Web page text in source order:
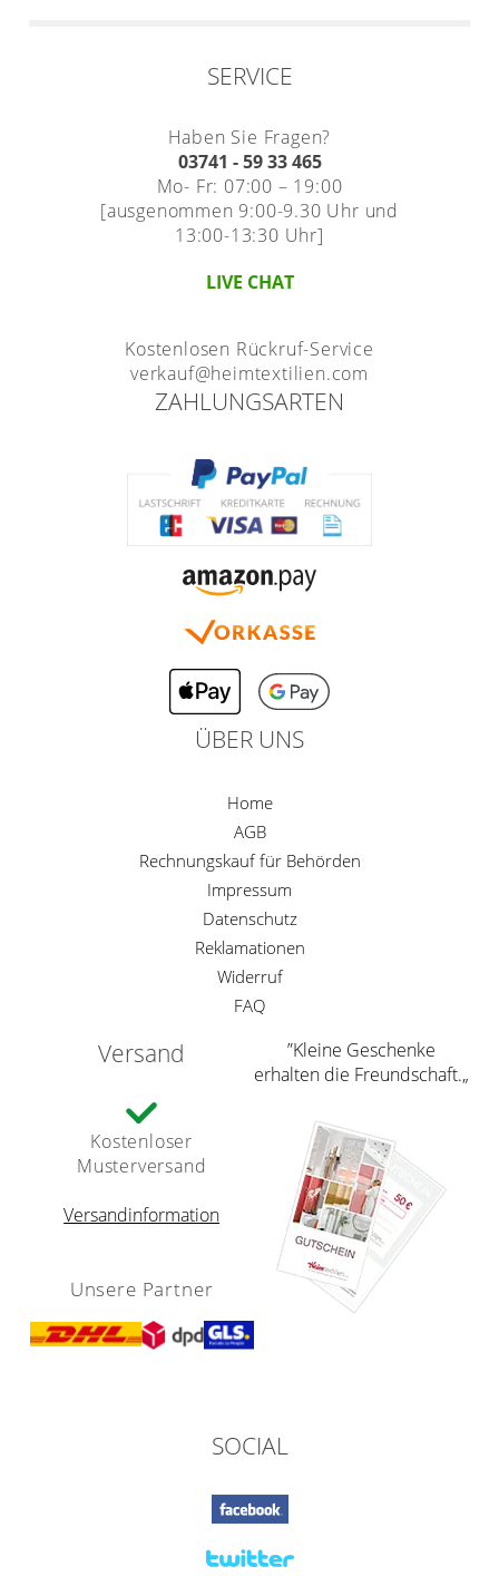
SERVICE
Haben Sie Fragen?
03741 - 59 33 465
Mo- Fr: 07:00 – 19:00
[ausgenommen 9:00-9.30 Uhr und
13:00-13:30 Uhr]
LIVE CHAT
Kostenlosen Rückruf-Service
verkauf@heimtextilien.com
ZAHLUNGSARTEN
ÜBER UNS
Home
AGB
Rechnungskauf für Behörden
Impressum
Datenschutz
Reklamationen
Widerruf
FAQ
Versand
Kostenloser
Musterversand
Versandinformation
Unsere Partner
”Kleine Geschenke
erhalten die Freundschaft.„
SOCIAL